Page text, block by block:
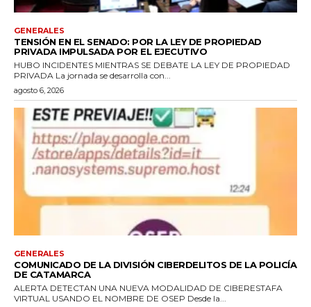
GENERALES
TENSIÓN EN EL SENADO: POR LA LEY DE PROPIEDAD
PRIVADA IMPULSADA POR EL EJECUTIVO
HUBO INCIDENTES MIENTRAS SE DEBATE LA LEY DE PROPIEDAD
PRIVADA La jornada se desarrolla con...
agosto 6, 2026
GENERALES
COMUNICADO DE LA DIVISIÓN CIBERDELITOS DE LA POLICÍA
DE CATAMARCA
ALERTA DETECTAN UNA NUEVA MODALIDAD DE CIBERESTAFA
VIRTUAL USANDO EL NOMBRE DE OSEP Desde la...